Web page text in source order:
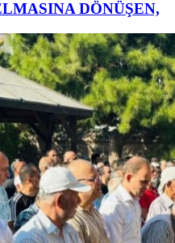
DÖNÜŞEN,